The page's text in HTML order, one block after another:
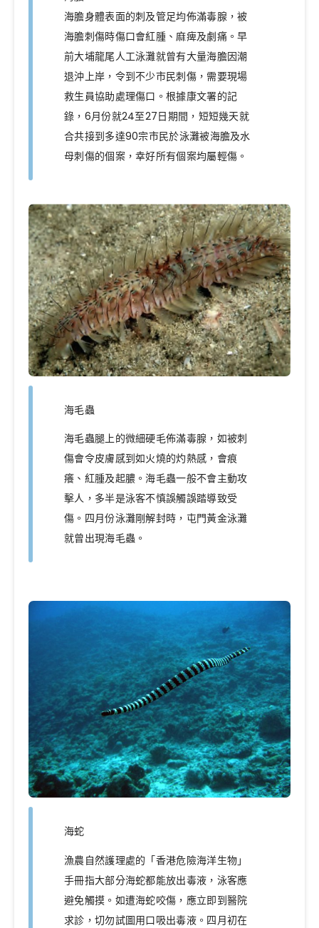
海膽身體表面的刺及管足均佈滿毒腺，被
海膽刺傷時傷口會紅腫、麻痺及劇痛。早
前大埔龍尾人工泳灘就曾有大量海膽因潮
退沖上岸，令到不少市民刺傷，需要現場
救生員協助處理傷口。根據康文署的記
錄，6月份就24至27日期間，短短幾天就
合共接到多達90宗市民於泳灘被海膽及水
母刺傷的個案，幸好所有個案均屬輕傷。
海毛蟲
海毛蟲腿上的微細硬毛佈滿毒腺，如被刺
傷會令皮膚感到如火燒的灼熱感，會痕
癢、紅腫及起膿。海毛蟲一般不會主動攻
擊人，多半是泳客不慎誤觸誤踏導致受
傷。四月份泳灘剛解封時，屯門黃金泳灘
就曾出現海毛蟲。
海蛇
漁農自然護理處的「香港危險海洋生物」
手冊指大部分海蛇都能放出毒液，泳客應
避免觸摸。如遭海蛇咬傷，應立即到醫院
求診，切勿試圖用口吸出毒液。四月初在